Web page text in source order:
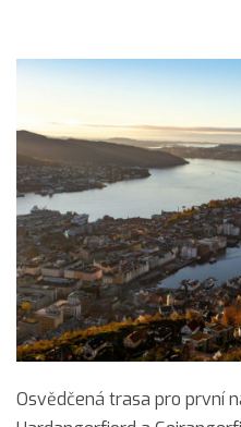
Osvědčená trasa pro první